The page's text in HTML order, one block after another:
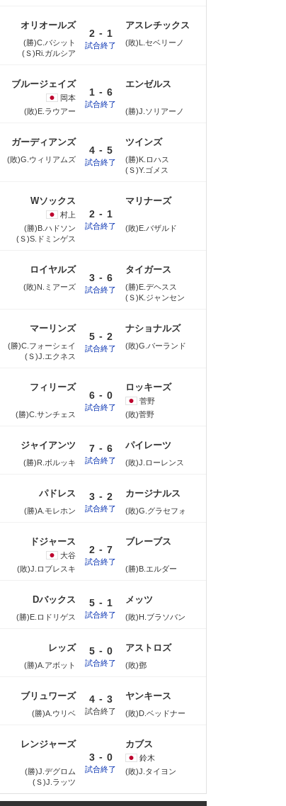
オリオールズ
(勝)C.バシット
(Ｓ)Ri.ガルシア
2 - 1
試合終了
アスレチックス
(敗)L.セベリーノ
ブルージェイズ
岡本
(敗)E.ラウアー
1 - 6
試合終了
エンゼルス
(勝)J.ソリアーノ
ガーディアンズ
(敗)G.ウィリアムズ
4 - 5
試合終了
ツインズ
(勝)K.ロハス
(Ｓ)Y.ゴメス
Wソックス
村上
(勝)B.ハドソン
(Ｓ)S.ドミンゲス
2 - 1
試合終了
マリナーズ
(敗)E.バザルド
ロイヤルズ
(敗)N.ミアーズ
3 - 6
試合終了
タイガース
(勝)E.デヘスス
(Ｓ)K.ジャンセン
マーリンズ
(勝)C.フォーシェイ
(Ｓ)J.エクネス
5 - 2
試合終了
ナショナルズ
(敗)G.バーランド
フィリーズ
(勝)C.サンチェス
6 - 0
試合終了
ロッキーズ
菅野
(敗)菅野
ジャイアンツ
(勝)R.ボルッキ
7 - 6
試合終了
パイレーツ
(敗)J.ローレンス
パドレス
(勝)A.モレホン
3 - 2
試合終了
カージナルス
(敗)G.グラセフォ
ドジャース
大谷
(敗)J.ロブレスキ
2 - 7
試合終了
ブレーブス
(勝)B.エルダー
Dバックス
(勝)E.ロドリゲス
5 - 1
試合終了
メッツ
(敗)H.ブラソバン
レッズ
(勝)A.アボット
5 - 0
試合終了
アストロズ
(敗)鄧
ブリュワーズ
(勝)A.ウリベ
4 - 3
試合終了
ヤンキース
(敗)D.ベッドナー
レンジャーズ
(勝)J.デグロム
(Ｓ)J.ラッツ
3 - 0
試合終了
カブス
鈴木
(敗)J.タイヨン